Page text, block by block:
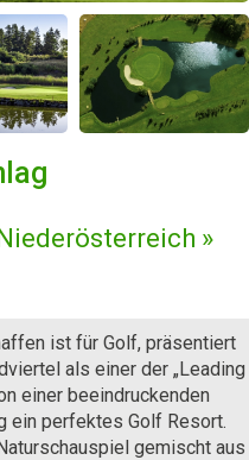
»
ist für Golf, präsentiert
als einer der „Leading
einer beeindruckenden
ein perfektes Golf Resort.
gemischt aus